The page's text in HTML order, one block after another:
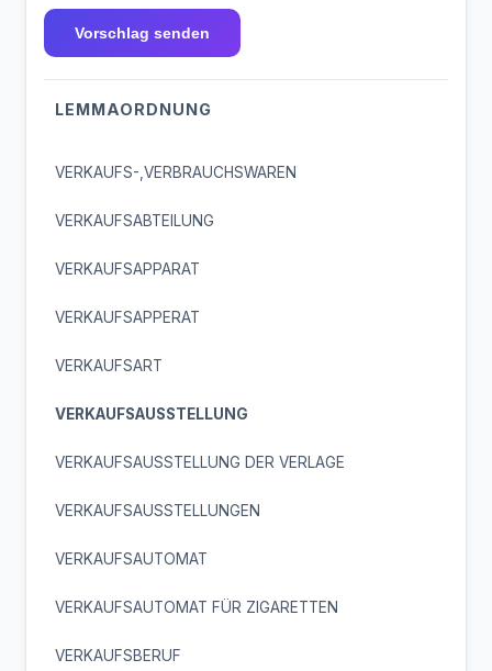
Vorschlag senden
LEMMAORDNUNG
VERKAUFS-,VERBRAUCHSWAREN
VERKAUFSABTEILUNG
VERKAUFSAPPARAT
VERKAUFSAPPERAT
VERKAUFSART
VERKAUFSAUSSTELLUNG
VERKAUFSAUSSTELLUNG DER VERLAGE
VERKAUFSAUSSTELLUNGEN
VERKAUFSAUTOMAT
VERKAUFSAUTOMAT FÜR ZIGARETTEN
VERKAUFSBERUF